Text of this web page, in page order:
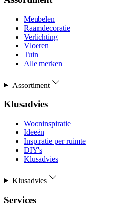
Meubelen
Raamdecoratie
Verlichting
Vloeren
Tuin
Alle merken
Assortiment
Klusadvies
Wooninspiratie
Ideeën
Inspiratie per ruimte
DIY's
Klusadvies
Klusadvies
Services